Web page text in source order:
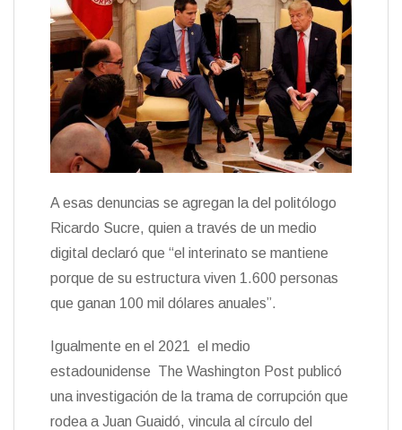
A esas denuncias se agregan la del politólogo
Ricardo Sucre, quien a través de un medio
digital declaró que “el interinato se mantiene
porque de su estructura viven 1.600 personas
que ganan 100 mil dólares anuales”.
Igualmente en el 2021 el medio
estadounidense The Washington Post publicó
una investigación de la trama de corrupción que
rodea a Juan Guaidó, vincula al círculo del